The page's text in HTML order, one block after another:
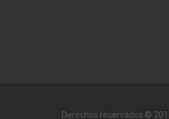
Derechos reservados ©